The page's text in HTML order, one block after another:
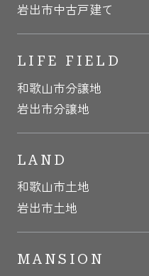
岩出市中古戸建て
LIFE FIELD
和歌山市分譲地
岩出市分譲地
LAND
和歌山市土地
岩出市土地
MANSION